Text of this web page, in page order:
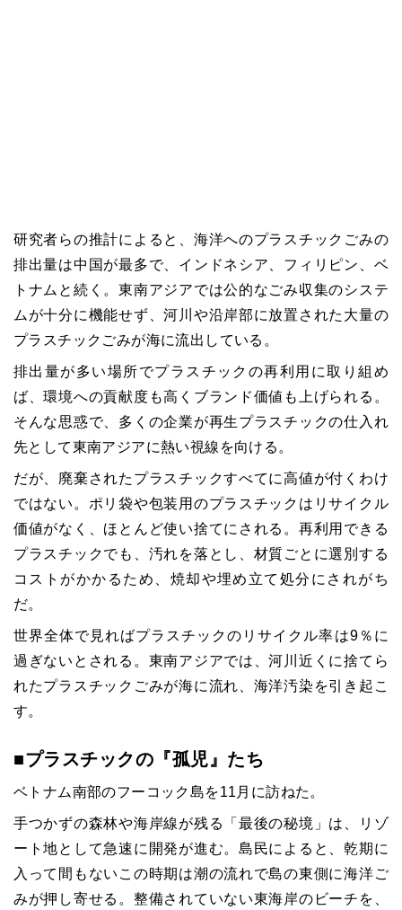
研究者らの推計によると、海洋へのプラスチックごみの
排出量は中国が最多で、インドネシア、フィリピン、ベ
トナムと続く。東南アジアでは公的なごみ収集のシステ
ムが十分に機能せず、河川や沿岸部に放置された大量の
プラスチックごみが海に流出している。
排出量が多い場所でプラスチックの再利用に取り組め
ば、環境への貢献度も高くブランド価値も上げられる。
そんな思惑で、多くの企業が再生プラスチックの仕入れ
先として東南アジアに熱い視線を向ける。
だが、廃棄されたプラスチックすべてに高値が付くわけ
ではない。ポリ袋や包装用のプラスチックはリサイクル
価値がなく、ほとんど使い捨てにされる。再利用できる
プラスチックでも、汚れを落とし、材質ごとに選別する
コストがかかるため、焼却や埋め立て処分にされがち
だ。
世界全体で見ればプラスチックのリサイクル率は9％に
過ぎないとされる。東南アジアでは、河川近くに捨てら
れたプラスチックごみが海に流れ、海洋汚染を引き起こ
す。
■プラスチックの『孤児』たち
ベトナム南部のフーコック島を11月に訪ねた。
手つかずの森林や海岸線が残る「最後の秘境」は、リゾ
ート地として急速に開発が進む。島民によると、乾期に
入って間もないこの時期は潮の流れで島の東側に海洋ご
みが押し寄せる。整備されていない東海岸のビーチを、